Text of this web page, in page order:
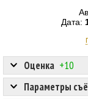
Дата:
Оценка +10
Параметры